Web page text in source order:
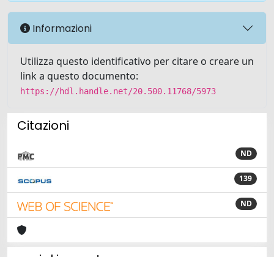
Informazioni
Utilizza questo identificativo per citare o creare un
link a questo documento:
https://hdl.handle.net/20.500.11768/5973
Citazioni
ND
139
ND